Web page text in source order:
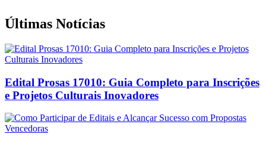
Últimas Notícias
Edital Prosas 17010: Guia Completo para Inscrições
e Projetos Culturais Inovadores